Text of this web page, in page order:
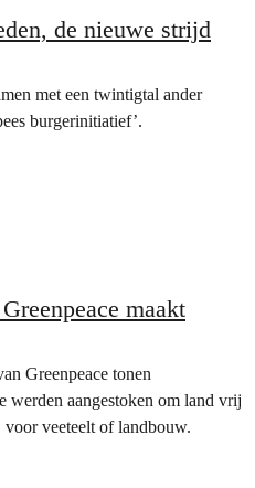
de nieuwe strijd
met een twintigtal ander
burgerinitiatief’.
maakt
Greenpeace tonen
werden aangestoken om land vrij
veeteelt of landbouw.